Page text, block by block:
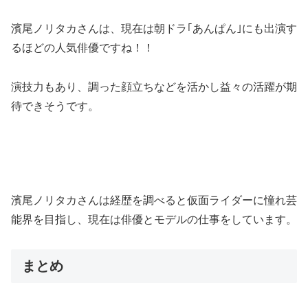
濱尾ノリタカさんは、現在は朝ドラ｢あんぱん｣にも出演す
るほどの人気俳優ですね！！
演技力もあり、調った顔立ちなどを活かし益々の活躍が期
待できそうです。
濱尾ノリタカさんは経歴を調べると仮面ライダーに憧れ芸
能界を目指し、現在は俳優とモデルの仕事をしています。
まとめ